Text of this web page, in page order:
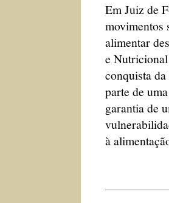
Em Juiz de
movimentos
alimentar
e
conquista
parte de
garantia de
à